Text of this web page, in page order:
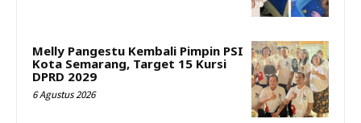
Melly Pangestu Kembali Pimpin PSI
Kota Semarang, Target 15 Kursi
DPRD 2029
6 Agustus 2026